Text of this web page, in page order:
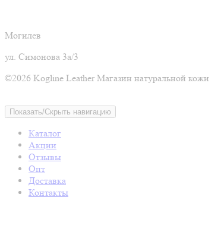
Могилев
ул. Симонова 3а/3
©2026 Kogline Leather Магазин натуральной кожи
Показать/Скрыть навигацию
Каталог
Акции
Отзывы
Опт
Доставка
Контакты